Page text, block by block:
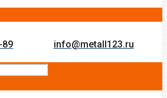
89 info@metall123.ru